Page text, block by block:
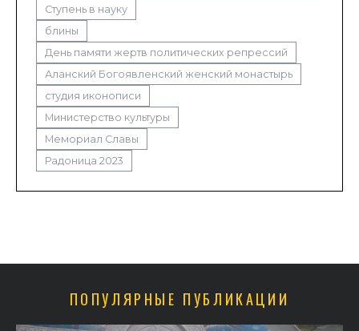
Ступень в науку
блины
День памяти жертв политических репрессий
Аланский Богоявленский женский монастырь
студия иконописи
Министерство культуры
Мемориал Славы
Радоница 2023
ПОПУЛЯРНЫЕ ПУБЛИКАЦИИ